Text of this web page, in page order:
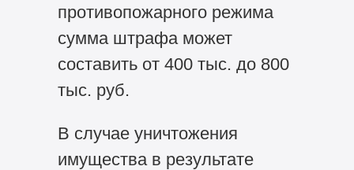
противопожарного режима
сумма штрафа может
составить от 400 тыс. до 800
тыс. руб.
В случае уничтожения
имущества в результате